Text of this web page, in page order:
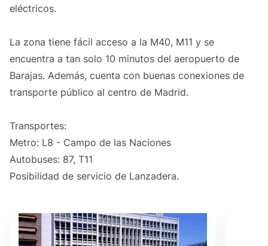
eléctricos.
La zona tiene fácil acceso a la M40, M11 y se
encuentra a tan solo 10 minutos del aeropuerto de
Barajas. Además, cuenta con buenas conexiones de
transporte público al centro de Madrid.
Transportes:
Metro: L8 - Campo de las Naciones
Autobuses: 87, T11
Posibilidad de servicio de Lanzadera.